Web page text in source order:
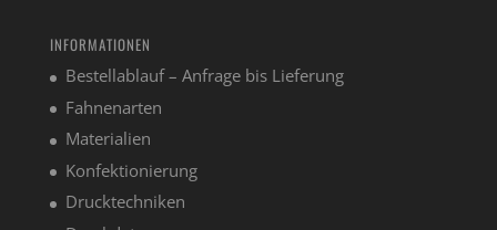
INFORMATIONEN
Bestellablauf – Anfrage bis Lieferung
Fahnenarten
Materialien
Konfektionierung
Drucktechniken